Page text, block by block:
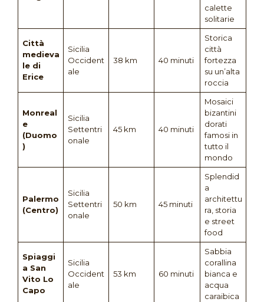
calette
solitarie
Città
medieva
le di
Erice
Sicilia
Occident
ale
38 km 40 minuti
Storica
città
fortezza
su un’alta
roccia
Monreal
e
(Duomo
)
Sicilia
Settentri
onale
45 km 40 minuti
Mosaici
bizantini
dorati
famosi in
tutto il
mondo
Palermo
(Centro)
Sicilia
Settentri
onale
50 km 45 minuti
Splendid
a
architettu
ra, storia
e street
food
Spiaggi
a San
Vito Lo
Capo
Sicilia
Occident
ale
53 km 60 minuti
Sabbia
corallina
bianca e
acqua
caraibica